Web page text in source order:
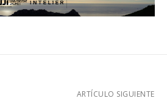
ARTÍCULO SIGUIENTE